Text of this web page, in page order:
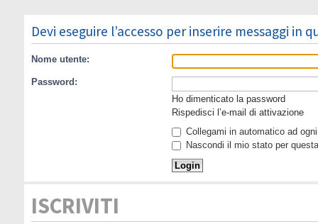
Devi eseguire l’accesso per inserire messaggi in
Nome utente:
Password:
Ho dimenticato la password
Rispedisci l’e-mail di attivazione
Collegami in automatico ad
Nascondi il mio stato per
ISCRIVITI